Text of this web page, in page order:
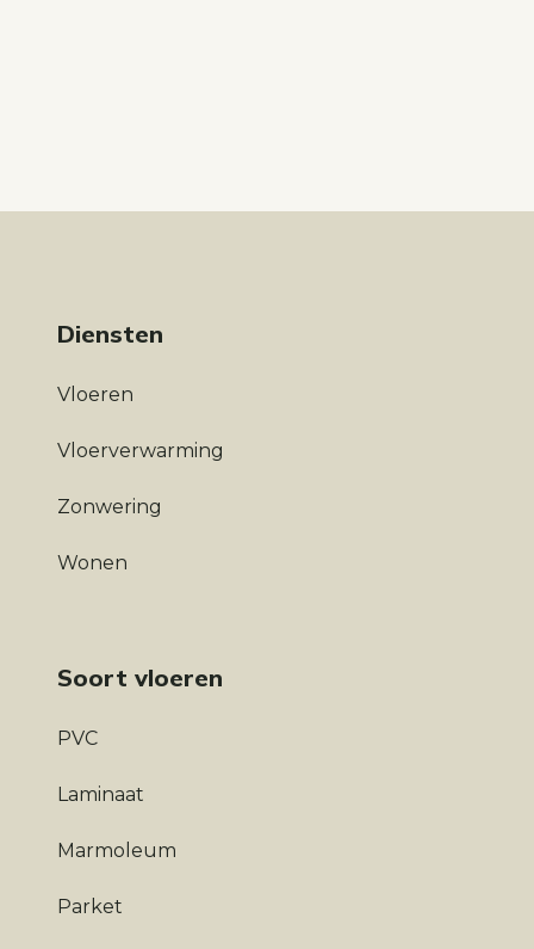
Diensten
Vloeren
Vloerverwarming
Zonwering
Wonen
Soort vloeren
PVC
Laminaat
Marmoleum
Parket